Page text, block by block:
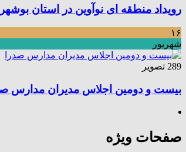
رویداد منطقه ای نوآوین در استان بوشهر
۱۶
شهریور
289 تصویر
بیست و دومین اجلاس مدیران مدارس
صفحات ویژه